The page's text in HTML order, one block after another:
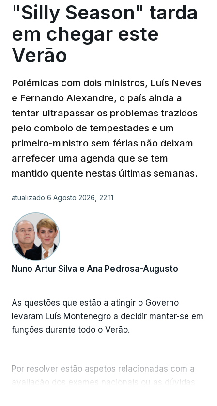
"Silly Season" tarda
em chegar este
Verão
Polémicas com dois ministros, Luís Neves
e Fernando Alexandre, o país ainda a
tentar ultrapassar os problemas trazidos
pelo comboio de tempestades e um
primeiro-ministro sem férias não deixam
arrefecer uma agenda que se tem
mantido quente nestas últimas semanas.
atualizado 6 Agosto 2026, 22:11
Nuno Artur Silva e Ana Pedrosa-Augusto
As questões que estão a atingir o Governo
levaram Luís Montenegro a decidir manter-se em
funções durante todo o Verão.
Por resolver estão aspetos relacionadas com a
avaliação dos exames nacionais ou as dúvidas